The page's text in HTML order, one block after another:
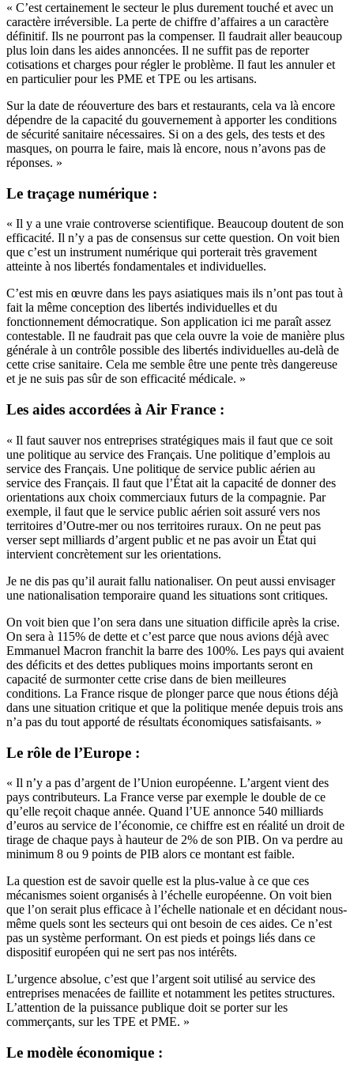
« C’est certainement le secteur le plus durement touché et avec un
caractère irréversible. La perte de chiffre d’affaires a un caractère
définitif. Ils ne pourront pas la compenser. Il faudrait aller beaucoup
plus loin dans les aides annoncées. Il ne suffit pas de reporter
cotisations et charges pour régler le problème. Il faut les annuler et
en particulier pour les PME et TPE ou les artisans.
Sur la date de réouverture des bars et restaurants, cela va là encore
dépendre de la capacité du gouvernement à apporter les conditions
de sécurité sanitaire nécessaires. Si on a des gels, des tests et des
masques, on pourra le faire, mais là encore, nous n’avons pas de
réponses. »
Le traçage numérique :
« Il y a une vraie controverse scientifique. Beaucoup doutent de son
efficacité. Il n’y a pas de consensus sur cette question. On voit bien
que c’est un instrument numérique qui porterait très gravement
atteinte à nos libertés fondamentales et individuelles.
C’est mis en œuvre dans les pays asiatiques mais ils n’ont pas tout à
fait la même conception des libertés individuelles et du
fonctionnement démocratique. Son application ici me paraît assez
contestable. Il ne faudrait pas que cela ouvre la voie de manière plus
générale à un contrôle possible des libertés individuelles au-delà de
cette crise sanitaire. Cela me semble être une pente très dangereuse
et je ne suis pas sûr de son efficacité médicale. »
Les aides accordées à Air France :
« Il faut sauver nos entreprises stratégiques mais il faut que ce soit
une politique au service des Français. Une politique d’emplois au
service des Français. Une politique de service public aérien au
service des Français. Il faut que l’État ait la capacité de donner des
orientations aux choix commerciaux futurs de la compagnie. Par
exemple, il faut que le service public aérien soit assuré vers nos
territoires d’Outre-mer ou nos territoires ruraux. On ne peut pas
verser sept milliards d’argent public et ne pas avoir un État qui
intervient concrètement sur les orientations.
Je ne dis pas qu’il aurait fallu nationaliser. On peut aussi envisager
une nationalisation temporaire quand les situations sont critiques.
On voit bien que l’on sera dans une situation difficile après la crise.
On sera à 115% de dette et c’est parce que nous avions déjà avec
Emmanuel Macron franchit la barre des 100%. Les pays qui avaient
des déficits et des dettes publiques moins importants seront en
capacité de surmonter cette crise dans de bien meilleures
conditions. La France risque de plonger parce que nous étions déjà
dans une situation critique et que la politique menée depuis trois ans
n’a pas du tout apporté de résultats économiques satisfaisants. »
Le rôle de l’Europe :
« Il n’y a pas d’argent de l’Union européenne. L’argent vient des
pays contributeurs. La France verse par exemple le double de ce
qu’elle reçoit chaque année. Quand l’UE annonce 540 milliards
d’euros au service de l’économie, ce chiffre est en réalité un droit de
tirage de chaque pays à hauteur de 2% de son PIB. On va perdre au
minimum 8 ou 9 points de PIB alors ce montant est faible.
La question est de savoir quelle est la plus-value à ce que ces
mécanismes soient organisés à l’échelle européenne. On voit bien
que l’on serait plus efficace à l’échelle nationale et en décidant nous-
même quels sont les secteurs qui ont besoin de ces aides. Ce n’est
pas un système performant. On est pieds et poings liés dans ce
dispositif européen qui ne sert pas nos intérêts.
L’urgence absolue, c’est que l’argent soit utilisé au service des
entreprises menacées de faillite et notamment les petites structures.
L’attention de la puissance publique doit se porter sur les
commerçants, sur les TPE et PME. »
Le modèle économique :